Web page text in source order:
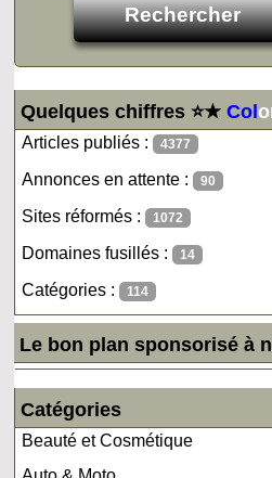
Quelques chiffres ⭐★Col
Articles publiés : 4377
Annonces en attente : 90
Sites réformés : 1072
Domaines fusillés : 14
Catégories : 114
Le bon plan sponsorisé à
Catégories
Beauté et Cosmétique